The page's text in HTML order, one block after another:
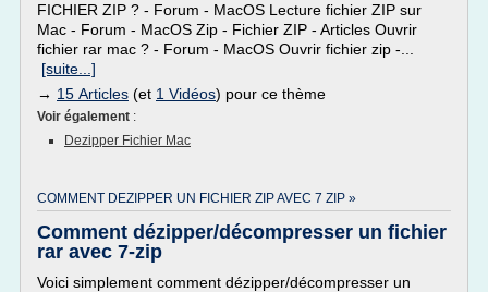
FICHIER ZIP ? - Forum - MacOS Lecture fichier ZIP sur
Mac - Forum - MacOS Zip - Fichier ZIP - Articles Ouvrir
fichier rar mac ? - Forum - MacOS Ouvrir fichier zip -...
[suite...]
→ 15 Articles (et 1 Vidéos) pour ce thème
Voir également :
Dezipper Fichier Mac
COMMENT DEZIPPER UN FICHIER ZIP AVEC 7 ZIP »
Comment dézipper/décompresser un fichier
rar avec 7-zip
Voici simplement comment dézipper/décompresser un